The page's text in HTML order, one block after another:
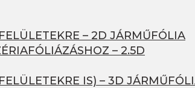
– 2D JÁRMŰFÓLIA
– 2.5D
IS) – 3D